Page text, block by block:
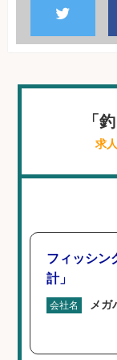
「
求
フィッシン
計」
会社名 メガ